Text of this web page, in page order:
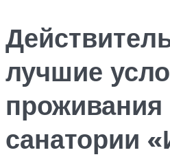
лучшие
проживания
санатории